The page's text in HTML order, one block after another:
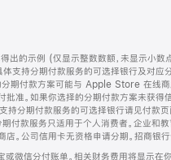
出的示例 (仅显示整数数额，未显示小
体支持分期付款服务的可选择银行及对
期付款方案可能与 Apple Store 在线
批准。如果你选择的分期付款方案未
持分期付款服务的可选择银行请见付款
期付款服务只适用于个人消费者。企
店。公司信用卡无资格申请分期。招商
微信分付账单。相关财务费用将显示在